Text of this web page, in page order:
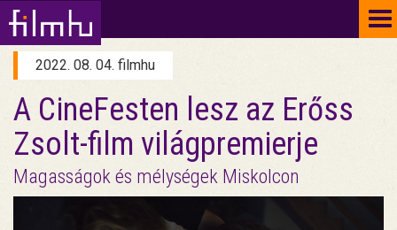
2022. 08. 04. filmhu
A CineFesten lesz az Erőss
Zsolt-film világpremierje
Magasságok és mélységek Miskolcon